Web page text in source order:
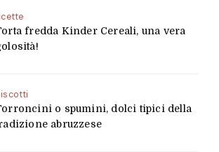
fredda Kinder Cereali, una vera
o spumini, dolci tipici della
abruzzese